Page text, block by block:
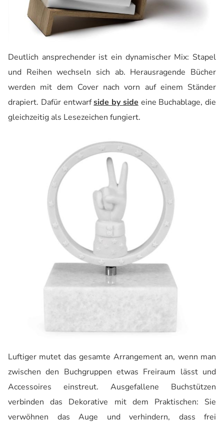
Deutlich ansprechender ist ein dynamischer Mix: Stapel
und Reihen wechseln sich ab. Herausragende Bücher
werden mit dem Cover nach vorn auf einem Ständer
drapiert. Dafür entwarfside by side eine Buchablage, die
gleichzeitig als Lesezeichen fungiert.
Luftiger mutet das gesamte Arrangement an, wenn man
zwischen den Buchgruppen etwas Freiraum lässt und
Accessoires einstreut. Ausgefallene Buchstützen
verbinden das Dekorative mit dem Praktischen: Sie
verwöhnen das Auge und verhindern, dass frei